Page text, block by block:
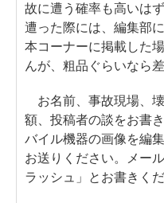
故に遭う確率も高いは
遭った際には、編集部
本コーナーに掲載した
んが、粗品ぐらいなら
お名前、事故現場、
額、投稿者の談をお書
バイル機器の画像を編
お送りください。メー
ラッシュ」とお書きくだ